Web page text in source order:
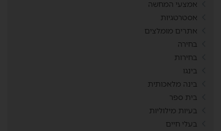
אמצעי המחשה
אסטרטגיות
אתרים מומלצים
בחירה
בחירות
בינגו
בינה מלאכותית
בית ספר
בעיות מילוליות
בעלי חיים